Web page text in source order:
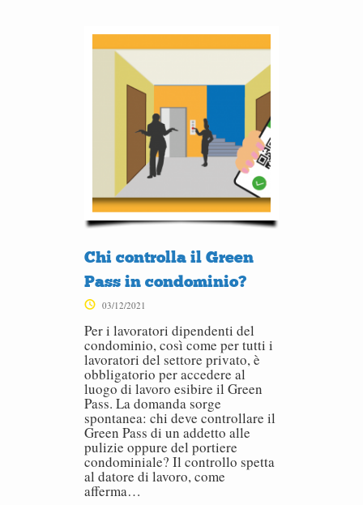
Chi controlla il Green
Pass in condominio?
03/12/2021
Per i lavoratori dipendenti del
condominio, così come per tutti i
lavoratori del settore privato, è
obbligatorio per accedere al
luogo di lavoro esibire il Green
Pass. La domanda sorge
spontanea: chi deve controllare il
Green Pass di un addetto alle
pulizie oppure del portiere
condominiale? Il controllo spetta
al datore di lavoro, come
afferma…